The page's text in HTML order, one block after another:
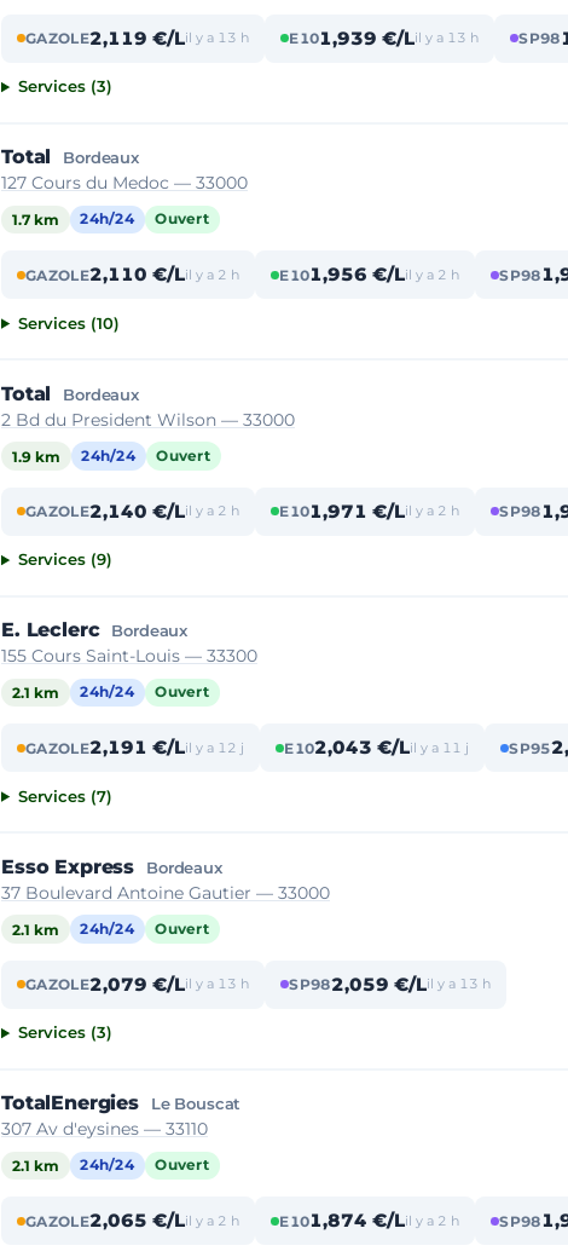
GAZOLE2,119 €/Lil y a 13 h E101,939 €/Lil y a 13 h SP98
Services (3)
Total Bordeaux
127 Cours du Medoc — 33000
1.7 km 24h/24 Ouvert
GAZOLE2,110 €/Lil y a 2 h E101,956 €/Lil y a 2 h SP98
Services (10)
Total Bordeaux
2 Bd du President Wilson — 33000
1.9 km 24h/24 Ouvert
GAZOLE2,140 €/Lil y a 2 h E101,971 €/Lil y a 2 h SP98
Services (9)
E. Leclerc Bordeaux
155 Cours Saint-Louis — 33300
2.1 km 24h/24 Ouvert
GAZOLE2,191 €/Lil y a 12 j E102,043 €/Lil y a 11 j SP95
Services (7)
Esso Express Bordeaux
37 Boulevard Antoine Gautier — 33000
2.1 km 24h/24 Ouvert
GAZOLE2,079 €/Lil y a 13 h SP982,059 €/Lil y a 13 h
Services (3)
TotalEnergies Le Bouscat
307 Av d'eysines — 33110
2.1 km 24h/24 Ouvert
GAZOLE2,065 €/Lil y a 2 h E101,874 €/Lil y a 2 h SP98